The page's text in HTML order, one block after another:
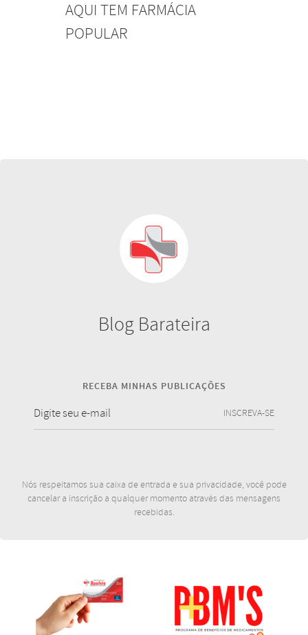
AQUI TEM FARMÁCIA
POPULAR
Blog Barateira
RECEBA MINHAS PUBLICAÇÕES
INSCREVA-SE
Nós respeitamos sua caixa de entrada e sua privacidade, você pode
cancelar a inscrição a qualquer momento através das mensagens
recebidas.